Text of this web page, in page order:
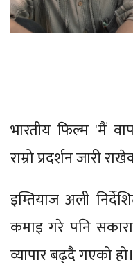
भारतीय फिल्म 'मैं
राम्रो प्रदर्शन जारी
इम्तियाज अली
कमाइ गरे पनि
व्यापार बढ्दै गएको हो।